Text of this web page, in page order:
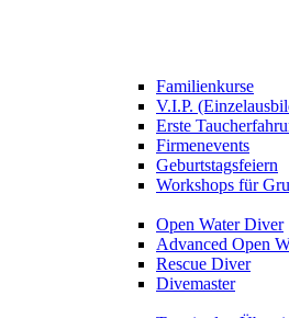
Familienkurse
V.I.P.
Erste
Firmenevents
Geburtstagsfeiern
Workshops für
Open Water Diver
Advanced Open
Rescue Diver
Divemaster